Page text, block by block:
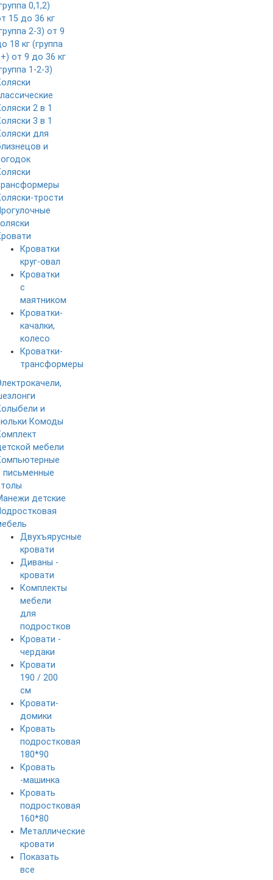
0,1,2)
15 до 36 кг
2-3) от 9
18 кг (группа
от 9 до 36 кг
1-2-3)
2 в 1
3 в 1
для
и
трости
Кроватки
круг-овал
Кроватки
с
маятником
Кроватки-
качалки,
колесо
Кроватки-
трансформеры
и
Комоды
мебели
письменные
детские
Двухъярусные
кровати
Диваны -
кровати
Комплекты
мебели
для
подростков
Кровати -
чердаки
Кровати
190 / 200
см
Кровати-
домики
Кровать
подростковая
180*90
Кровать
-машинка
Кровать
подростковая
160*80
Металлические
кровати
Показать
все